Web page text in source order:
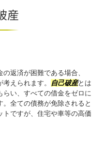
産
返済が困難である場合、
えられます。 自己破産とは
い、すべての借金をゼロに
全ての債務が免除されると
トですが、住宅や車等の高価